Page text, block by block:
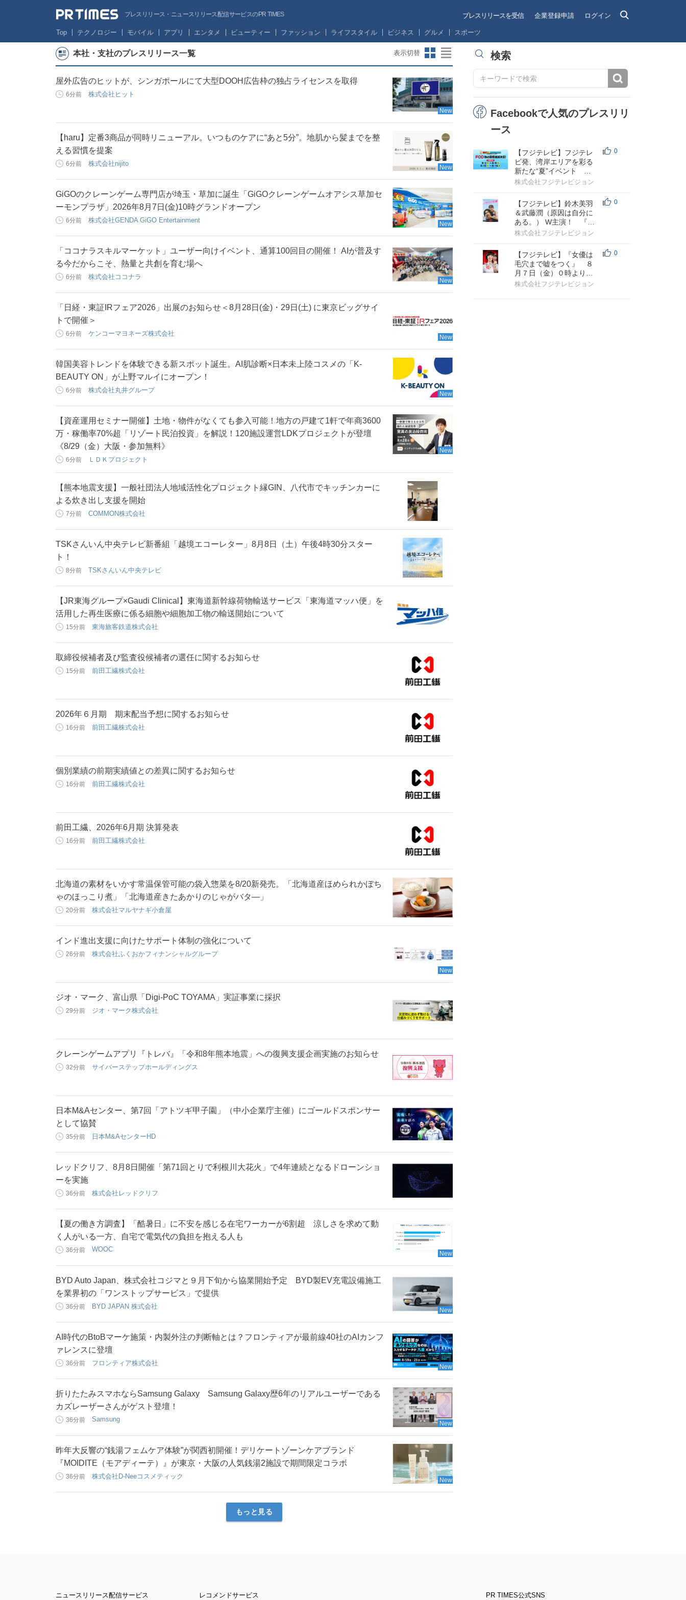
プレスリリース・ニュースリリース配信サービスのPR TIMES プレスリリースを受信 企業登録申請 ログイン
Top テクノロジー モバイル アプリ エンタメ ビューティー ファッション ライフスタイル ビジネス グルメ スポーツ
本社・支社のプレスリリース一覧 表示切替
New
屋外広告のヒットが、シンガポールにて大型DOOH広告枠の独占ライセンスを取得
6分前 株式会社ヒット
New
【haru】定番3商品が同時リニューアル。いつものケアに“あと5分”。地肌から髪までを整
える習慣を提案
6分前 株式会社nijito
New
GiGOのクレーンゲーム専門店が埼玉・草加に誕生「GiGOクレーンゲームオアシス草加セ
ーモンプラザ」2026年8月7日(金)10時グランドオープン
6分前 株式会社GENDA GiGO Entertainment
New
「ココナラスキルマーケット」ユーザー向けイベント、通算100回目の開催！ AIが普及す
る今だからこそ、熱量と共創を育む場へ
6分前 株式会社ココナラ
New
「日経・東証IRフェア2026」出展のお知らせ＜8月28日(金)・29日(土) に東京ビッグサイ
トで開催＞
6分前 ケンコーマヨネーズ株式会社
New
韓国美容トレンドを体験できる新スポット誕生。AI肌診断×日本未上陸コスメの「K-
BEAUTY ON」が上野マルイにオープン！
6分前 株式会社丸井グループ
New
【資産運用セミナー開催】土地・物件がなくても参入可能！地方の戸建て1軒で年商3600
万・稼働率70%超「リゾート民泊投資」を解説！120施設運営LDKプロジェクトが登壇
《8/29（金）大阪・参加無料》
6分前 ＬＤＫプロジェクト
【熊本地震支援】一般社団法人地域活性化プロジェクト縁GIN、八代市でキッチンカーに
よる炊き出し支援を開始
7分前 COMMON株式会社
TSKさんいん中央テレビ新番組「越境エコーレター」8月8日（土）午後4時30分スター
ト！
8分前 TSKさんいん中央テレビ
【JR東海グループ×Gaudi Clinical】東海道新幹線荷物輸送サービス「東海道マッハ便」を
活用した再生医療に係る細胞や細胞加工物の輸送開始について
15分前 東海旅客鉄道株式会社
取締役候補者及び監査役候補者の選任に関するお知らせ
15分前 前田工繊株式会社
2026年６月期 期末配当予想に関するお知らせ
16分前 前田工繊株式会社
個別業績の前期実績値との差異に関するお知らせ
16分前 前田工繊株式会社
前田工繊、2026年6月期 決算発表
16分前 前田工繊株式会社
北海道の素材をいかす常温保管可能の袋入惣菜を8/20新発売。「北海道産ほめられかぼち
ゃのほっこり煮」「北海道産きたあかりのじゃがバタ―」
20分前 株式会社マルヤナギ小倉屋
New
インド進出支援に向けたサポート体制の強化について
26分前 株式会社ふくおかフィナンシャルグループ
ジオ・マーク、富山県「Digi-PoC TOYAMA」実証事業に採択
29分前 ジオ・マーク株式会社
クレーンゲームアプリ『トレバ』「令和8年熊本地震」への復興支援企画実施のお知らせ
32分前 サイバーステップホールディングス
日本M&Aセンター、第7回「アトツギ甲子園」（中小企業庁主催）にゴールドスポンサー
として協賛
35分前 日本M&AセンターHD
レッドクリフ、8月8日開催「第71回とりで利根川大花火」で4年連続となるドローンショ
ーを実施
36分前 株式会社レッドクリフ
New
【夏の働き方調査】「酷暑日」に不安を感じる在宅ワーカーが6割超 涼しさを求めて動
く人がいる一方、自宅で電気代の負担を抱える人も
36分前 WOOC
New
BYD Auto Japan、株式会社コジマと９月下旬から協業開始予定 BYD製EV充電設備施工
を業界初の「ワンストップサービス」で提供
36分前 BYD JAPAN 株式会社
New
AI時代のBtoBマーケ施策・内製外注の判断軸とは？フロンティアが最前線40社のAIカンフ
ァレンスに登壇
36分前 フロンティア株式会社
New
折りたたみスマホならSamsung Galaxy Samsung Galaxy歴6年のリアルユーザーである
カズレーザーさんがゲスト登壇！
36分前 Samsung
New
昨年大反響の“銭湯フェムケア体験”が関西初開催！デリケートゾーンケアブランド
『MOIDITE（モアディーテ）』が東京・大阪の人気銭湯2施設で期間限定コラボ
36分前 株式会社D-Neeコスメティック
もっと見る
検索
Facebookで人気のプレスリリ
ース
【フジテレビ】フジテレ
ビ発、湾岸エリアを彩る
新たな“夏”イベント
『めざましWANGANフェ
株式会社フジテレビジョン
0
【フジテレビ】鈴木美羽
＆武藤潤（原因は自分に
ある。） W主演！ 『フ
ライング花嫁』 ７月31
株式会社フジテレビジョン
0
【フジテレビ】『女優は
毛穴まで嘘をつく』 ８
月７日（金）０時より
FOD SHORTにて独占配
株式会社フジテレビジョン
0
ニュースリリース配信サービス レコメンドサービス PR TIMES公式SNS